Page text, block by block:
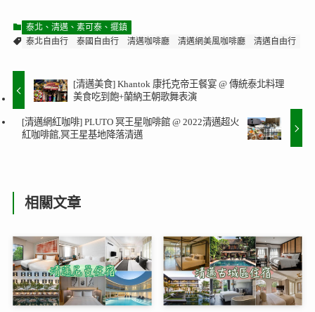
泰北、清邁、素可泰、擺鎮
泰北自由行
泰國自由行 清邁咖啡廳 清邁網美風咖啡廳 清邁自由行
[清邁美食] Khantok 康托克帝王餐宴 @ 傳統泰北料理
美食吃到飽+蘭納王朝歌舞表演
[清邁網紅咖啡] PLUTO 冥王星咖啡館 @ 2022清邁超火
紅咖啡館,冥王星基地降落清邁
相關文章